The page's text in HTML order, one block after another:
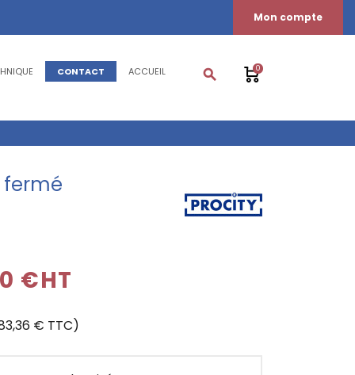
Mon compte
CONTACT ACCUEIL search 0
fermé
€HT
€ TTC)